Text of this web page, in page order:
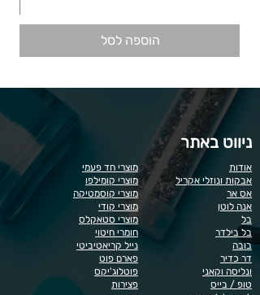
הוספה לסל
ניווט באתר
מוצרי חד פעמי
מוצרי קומילפו
מוצרי קוסמטיקה
מוצרי קודי
מוצרי סטאקלס
חומרי חיטוי
נייל קריאטיביטי
פארם פוט
פוטלוג'יקס
פצירות
אודות
אבקות ונוזלי אקריל
אס אר
אנה לוטן
בל
בל בילדר
בובה
דר כדיר
ונליסה וקאני
טופ / בייס